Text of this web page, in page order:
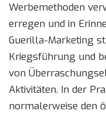
Werbemethoden
erregen und in
Guerilla-Marketing
Kriegsführung und
von
Aktivitäten. In der
normalerweise den